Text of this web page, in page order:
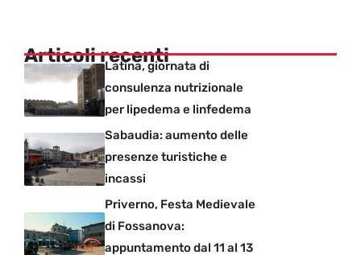
Articoli recenti
Latina, giornata di
consulenza nutrizionale
per lipedema e linfedema
Sabaudia: aumento delle
presenze turistiche e
incassi
Priverno, Festa Medievale
di Fossanova:
appuntamento dal 11 al 13